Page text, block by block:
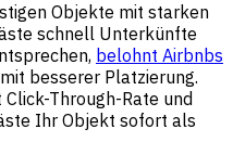
Objekte mit starken
schnell Unterkünfte
belohnt Airbnbs
besserer Platzierung.
Through-Rate und
Ihr Objekt sofort als